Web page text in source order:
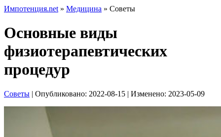
Импотенция.net » Медицина » Советы
Основные виды
физиотерапевтических
процедур
Советы | Опубликовано: 2022-08-15 | Изменено: 2023-05-09